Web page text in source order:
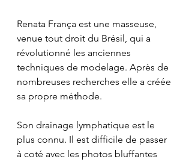
Renata França est une masseuse,
venue tout droit du Brésil, qui a
révolutionné les anciennes
techniques de modelage. Après de
nombreuses recherches elle a créée
sa propre méthode.
Son drainage lymphatique est le
plus connu. Il est difficile de passer
à coté avec les photos bluffantes